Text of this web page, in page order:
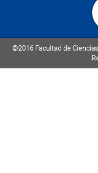
©2016 Facultad de